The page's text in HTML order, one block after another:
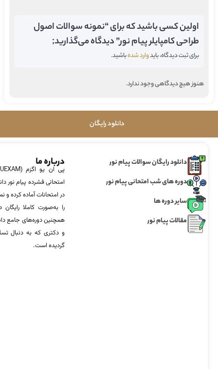
اولین کسی باشید که برای “نمونه سوالات اصول
طراحی کامپایلر پیام نور” دیدگاه می‌گذارید;
برای ثبت دیدگاه، بایدوارد شدهباشید.
هنوز هیچ دیدگاهی وجود ندارد.
دانلود رایگان
دانلود رایگان سوالات پیام نور
دوره های شب امتحانی پیام نور
سایر دوره ها
مقالات پیام نور
درباره ما
امتحانی فشرده پیام نور
در امتحانات آماده‌ کرده
را به‌صورت کاملا
همچنین دوره‌های جامع
و دکتری که به دنبال
گردیده است.